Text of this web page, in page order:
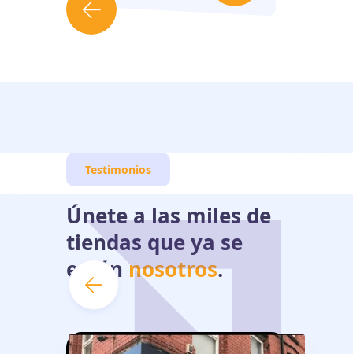

Testimonios
Únete a las miles de
tiendas que ya se
estánnosotros.
